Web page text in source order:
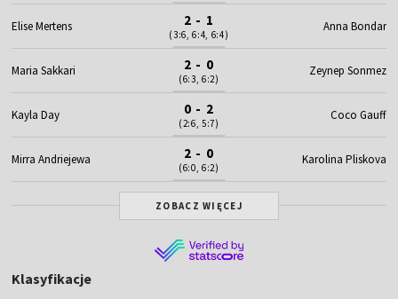
Elise Mertens 2 - 1
(3:6, 6:4, 6:4)
Anna Bondar
Maria Sakkari 2 - 0
(6:3, 6:2)
Zeynep Sonmez
Kayla Day 0 - 2
(2:6, 5:7)
Coco Gauff
Mirra Andriejewa 2 - 0
(6:0, 6:2)
Karolina Pliskova
ZOBACZ WIĘCEJ
Klasyfikacje